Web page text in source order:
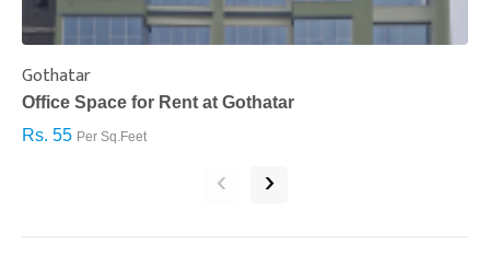
Gothatar
Office Space for Rent at Gothatar
Rs. 55 Per Sq.Feet
‹ ›